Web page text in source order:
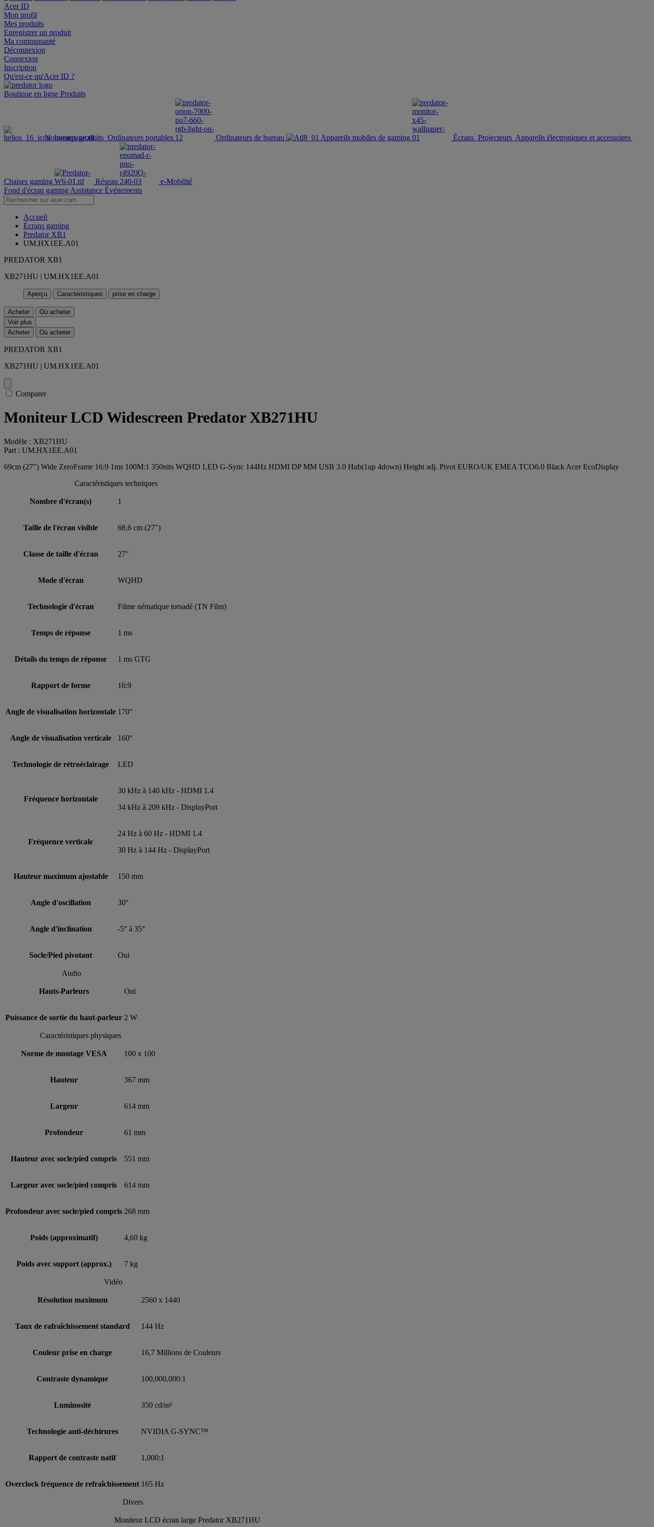
Acer ID
Mon profil
Mes produits
Enregistrer un produit
Ma communauté
Déconnexion
Connexion
Inscription
Qu'est-ce qu'Acer ID ?
Boutique en ligne Produits
Nouveaux produits Ordinateurs portables Ordinateurs de bureau Appareils mobiles de gaming Écrans Projecteurs Appareils électroniques et accessoires
Chaises gaming Réseau
e-Mobilité
Fond d'écran gaming Assistance Événements
Accueil
Écrans gaming
Predator XB1
UM.HX1EE.A01
PREDATOR XB1
XB271HU | UM.HX1EE.A01
Aperçu Caractéristiques prise en charge
Acheter
Où acheter
Voir plus
Acheter
Où acheter
PREDATOR XB1
XB271HU | UM.HX1EE.A01
Comparer
Moniteur LCD Widescreen Predator XB271HU
Modèle : XB271HU
Part : UM.HX1EE.A01
69cm (27") Wide ZeroFrame 16:9 1ms 100M:1 350nits WQHD LED G-Sync 144Hz HDMI DP MM USB 3.0 Hub(1up 4down) Height adj. Pivot EURO/UK EMEA TCO6.0 Black Acer EcoDisplay
Caractéristiques techniques
Nombre d'écran(s) 1
Taille de l'écran visible 68,6 cm (27")
Classe de taille d'écran 27"
Mode d'écran WQHD
Technologie d'écran Filme nématique torsadé (TN Film)
Temps de réponse 1 ms
Détails du temps de réponse 1 ms GTG
Rapport de forme 16:9
Angle de visualisation horizontale 170°
Angle de visualisation verticale 160°
Technologie de rétroéclairage LED
Fréquence horizontale
30 kHz à 140 kHz - HDMI 1.4
34 kHz à 209 kHz - DisplayPort
Fréquence verticale
24 Hz à 60 Hz - HDMI 1.4
30 Hz à 144 Hz - DisplayPort
Hauteur maximum ajustable 150 mm
Angle d'oscillation 30°
Angle d'inclination -5° à 35°
Socle/Pied pivotant Oui
Audio
Hauts-Parleurs Oui
Puissance de sortie du haut-parleur 2 W
Caractéristiques physiques
Norme de montage VESA 100 x 100
Hauteur 367 mm
Largeur 614 mm
Profondeur 61 mm
Hauteur avec socle/pied compris 551 mm
Largeur avec socle/pied compris 614 mm
Profondeur avec socle/pied compris 268 mm
Poids (approximatif) 4,60 kg
Poids avec support (approx.) 7 kg
Vidéo
Résolution maximum 2560 x 1440
Taux de rafraîchissement standard 144 Hz
Couleur prise en charge 16,7 Millions de Couleurs
Contraste dynamique 100,000,000:1
Luminosité 350 cd/m²
Technologie anti-déchirures NVIDIA G-SYNC™
Rapport de contraste natif 1,000:1
Overclock fréquence de refraîchissement 165 Hz
Divers
Moniteur LCD écran large Predator XB271HU